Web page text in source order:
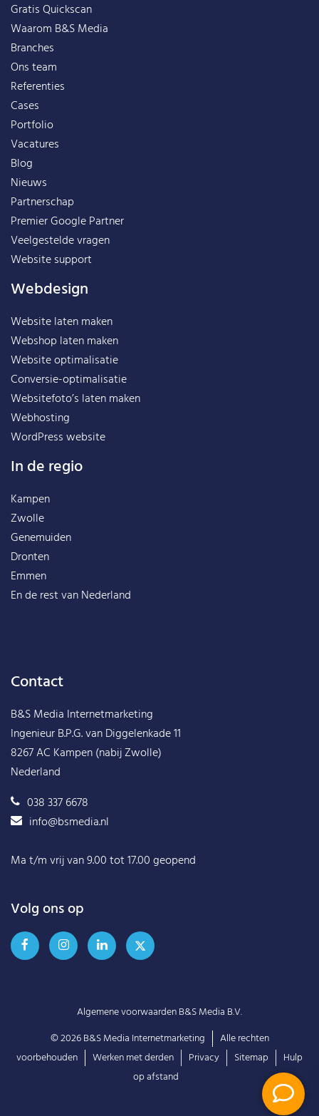
Gratis Quickscan
Waarom B&S Media
Branches
Ons team
Referenties
Cases
Portfolio
Vacatures
Blog
Nieuws
Partnerschap
Premier Google Partner
Veelgestelde vragen
Website support
Webdesign
Website laten maken
Webshop laten maken
Website optimalisatie
Conversie-optimalisatie
Websitefoto’s laten maken
Webhosting
WordPress website
In de regio
Kampen
Zwolle
Genemuiden
Dronten
Emmen
En de rest vanNederland
Contact
B&S Media Internetmarketing
Ingenieur B.P.G. van Diggelenkade 11
8267 AC Kampen (nabij Zwolle)
Nederland
038 337 6678
info@bsmedia.nl
Ma t/m vrij van 9.00 tot 17.00 geopend
Volg ons op
Algemene voorwaarden B&S Media B.V.
© 2026B&S Media Internetmarketing
Alle rechten
voorbehouden
Werken met derden Privacy Sitemap
Hulp
op afstand